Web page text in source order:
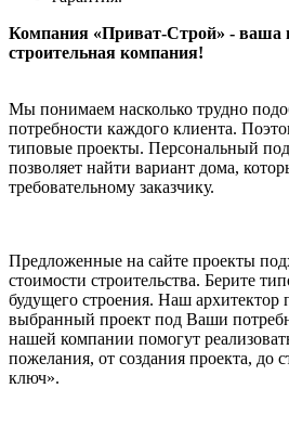
Компания «Приват-Строй» - ваша
строительная компания!
Мы понимаем насколько трудно
потребности каждого клиента.
типовые проекты. Персональный
позволяет найти вариант дома,
требовательному заказчику.
Предложенные на сайте проекты
стоимости строительства. Берите
будущего строения. Наш архитектор
выбранный проект под Ваши
нашей компании помогут
пожелания, от создания проекта, до
ключ».